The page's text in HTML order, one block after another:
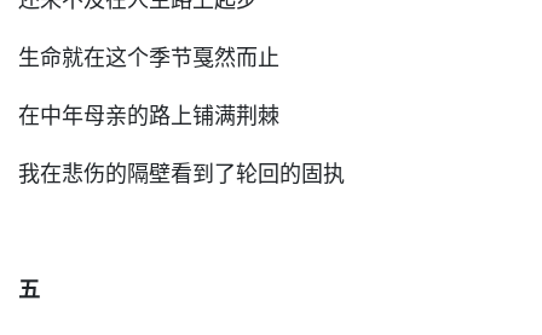
生命就在这个季节戛然而止
在中年母亲的路上铺满荆棘
我在悲伤的隔壁看到了轮回的固执
五